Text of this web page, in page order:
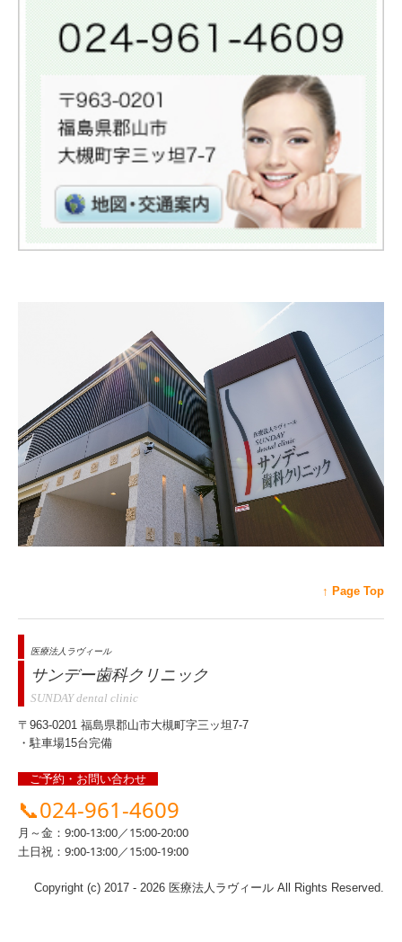
↑ Page Top
医療法人ラヴィール
サンデー歯科クリニック
SUNDAY dental clinic
〒963-0201 福島県郡山市大槻町字三ッ坦7-7
・駐車場15台完備
ご予約・お問い合わせ
📞024-961-4609
月～金： 9:00-13:00／15:00-20:00
土日祝： 9:00-13:00／15:00-19:00
Copyright (c) 2017 - 2026 医療法人ラヴィール All Rights Reserved.